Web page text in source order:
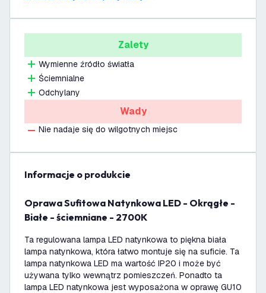
Zalety
Wymienne źródło światła
Ściemnialne
Odchylany
Wady
Nie nadaje się do wilgotnych miejsc
informacje o produkcie
Oprawa Sufitowa Natynkowa LED - Okrągłe -
Białe - ściemniane - 2700K
Ta regulowana lampa LED natynkowa to piękna biała
lampa natynkowa, która łatwo montuje się na suficie. Ta
lampa natynkowa LED ma wartość IP20 i może być
używana tylko wewnątrz pomieszczeń. Ponadto ta
lampa LED natynkowa jest wyposażona w oprawę GU10